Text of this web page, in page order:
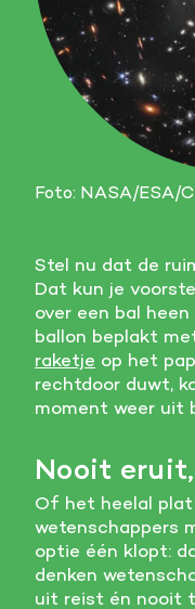
Foto: NASA/ESA/
Stel nu dat de
Dat kun je
over een bal
ballon beplakt
raketje op het
rechtdoor duwt,
moment weer uit
Nooit
Of het heelal
wetenschappers
optie één klopt:
denken
uit reist én nooit